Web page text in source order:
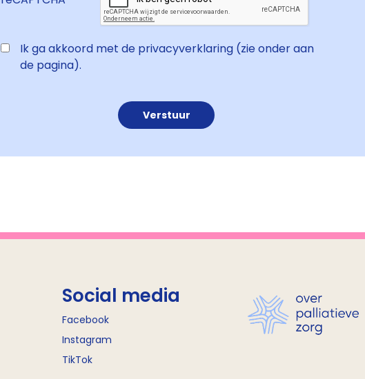
Ik ga akkoord met de privacyverklaring (zie onder aan
de pagina).
Social media
Facebook
Instagram
TikTok